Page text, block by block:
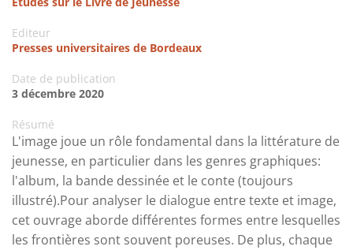
Editeur
Presses universitaires de Bordeaux
Date de publication
3 décembre 2020
Résumé
L'image joue un rôle fondamental dans la littérature de
jeunesse, en particulier dans les genres graphiques:
l'album, la bande dessinée et le conte (toujours
illustré).Pour analyser le dialogue entre texte et image,
cet ouvrage aborde différentes formes entre lesquelles
les frontières sont souvent poreuses. De plus, chaque